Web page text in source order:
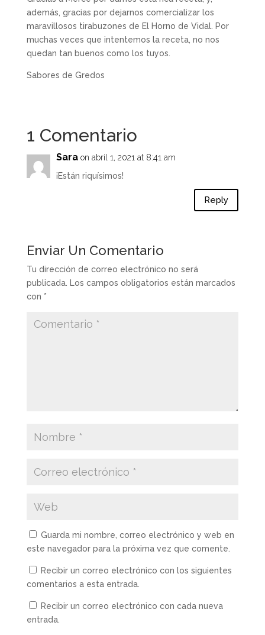
además, gracias por dejarnos comercializar los
maravillosos tirabuzones de El Horno de Vidal. Por
muchas veces que intentemos la receta, no nos
quedan tan buenos como los tuyos.
Sabores de Gredos
1 Comentario
Sara on abril 1, 2021 at 8:41 am
¡Están riquísimos!
Reply
Enviar Un Comentario
Tu dirección de correo electrónico no será
publicada. Los campos obligatorios están marcados
con *
Guarda mi nombre, correo electrónico y web en
este navegador para la próxima vez que comente.
Recibir un correo electrónico con los siguientes
comentarios a esta entrada.
Recibir un correo electrónico con cada nueva
entrada.